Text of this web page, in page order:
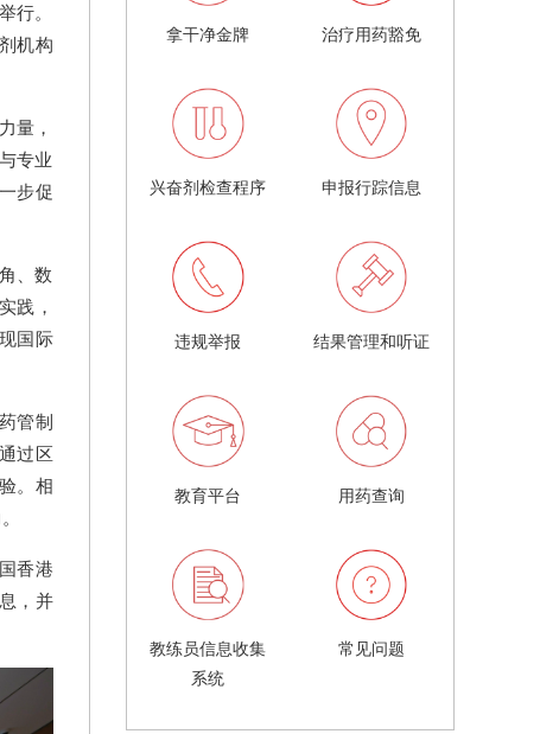
行。
机构
量，
专业
步促
、数
践，
国际
管制
过区
。相
香港
，并
拿干净金牌 治疗用药豁免
兴奋剂检查程序 申报行踪信息
违规举报 结果管理和听证
教育平台 用药查询
教练员信息收集
系统
常见问题